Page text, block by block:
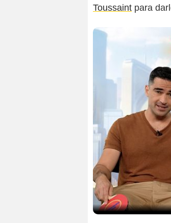
Toussaint para